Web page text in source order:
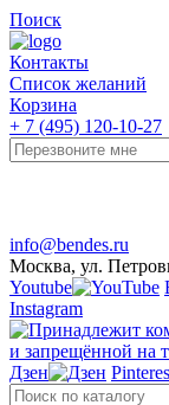
Поиск
Контакты
Список желаний
Корзина
+ 7 (495) 120-10-27
info@bendes.ru
Москва, ул.
Youtube
Instagram
Дзен